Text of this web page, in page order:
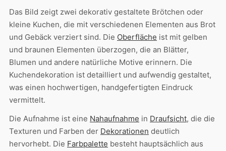
Das Bild zeigt zwei dekorativ gestaltete Brötchen oder
kleine Kuchen, die mit verschiedenen Elementen aus Brot
und Gebäck verziert sind. Die Oberfläche ist mit gelben
und braunen Elementen überzogen, die an Blätter,
Blumen und andere natürliche Motive erinnern. Die
Kuchendekoration ist detailliert und aufwendig gestaltet,
was einen hochwertigen, handgefertigten Eindruck
vermittelt.
Die Aufnahme ist eine Nahaufnahme in Draufsicht, die die
Texturen und Farben der Dekorationen deutlich
hervorhebt. Die Farbpalette besteht hauptsächlich aus